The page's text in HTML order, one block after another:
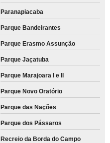
Paranapiacaba
Parque Bandeirantes
Parque Erasmo Assunção
Parque Jaçatuba
Parque Marajoara I e II
Parque Novo Oratório
Parque das Nações
Parque dos Pássaros
Recreio da Borda do Campo